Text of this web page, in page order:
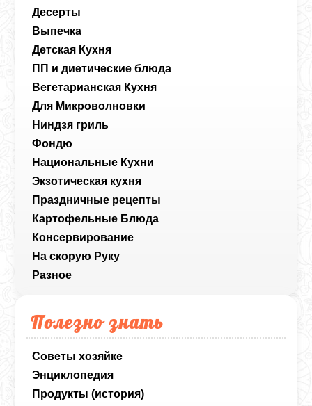
Десерты
Выпечка
Детская Кухня
ПП и диетические блюда
Вегетарианская Кухня
Для Микроволновки
Ниндзя гриль
Фондю
Национальные Кухни
Экзотическая кухня
Праздничные рецепты
Картофельные Блюда
Консервирование
На скорую Руку
Разное
Полезно знать
Советы хозяйке
Энциклопедия
Продукты (история)